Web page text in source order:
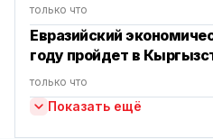
только что
Евразийский
году пройдет в
только что
Показать ещё